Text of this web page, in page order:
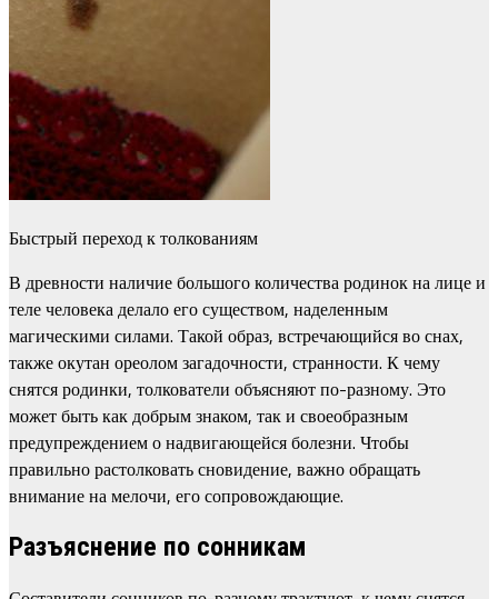
Быстрый переход к толкованиям
В древности наличие большого количества родинок на лице и
теле человека делало его существом, наделенным
магическими силами. Такой образ, встречающийся во снах,
также окутан ореолом загадочности, странности. К чему
снятся родинки, толкователи объясняют по-разному. Это
может быть как добрым знаком, так и своеобразным
предупреждением о надвигающейся болезни. Чтобы
правильно растолковать сновидение, важно обращать
внимание на мелочи, его сопровождающие.
Разъяснение по сонникам